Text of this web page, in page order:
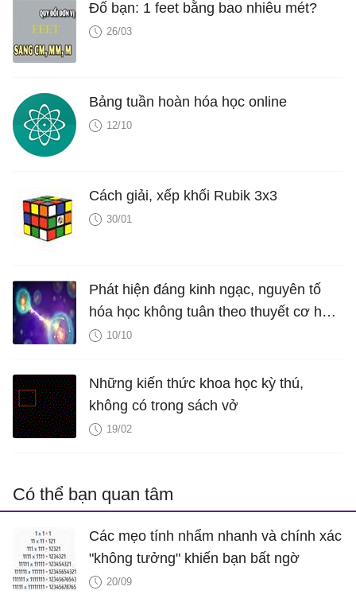
Đố bạn: 1 feet bằng bao nhiêu mét?
26/03
Bảng tuần hoàn hóa học online
12/10
Cách giải, xếp khối Rubik 3x3
30/01
Phát hiện đáng kinh ngạc, nguyên tố
hóa học không tuân theo thuyết cơ học
lượng tử
10/10
Những kiến thức khoa học kỳ thú,
không có trong sách vở
19/02
Có thể bạn quan tâm
Các mẹo tính nhẩm nhanh và chính xác
"không tưởng" khiến bạn bất ngờ
20/09